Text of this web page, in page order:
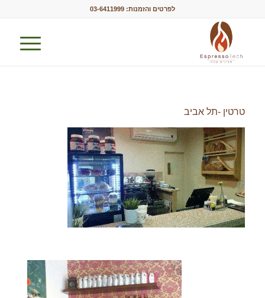
לפרטים והזמנות: 03-6411999
טרטין -תל אביב